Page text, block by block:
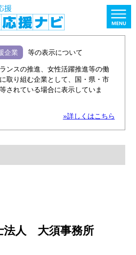
企業 等の表示について
ンスの推進、女性活躍推進等の働
取り組む企業として、国・県・市
されている場合に表示していま
»詳しくはこちら
法人 大須事務所